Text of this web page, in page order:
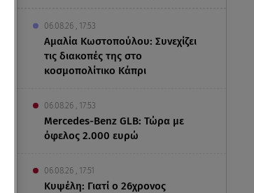
06.08.26 , 17:53
Αμαλία Κωστοπούλου: Συνεχίζει
τις διακοπές της στο
κοσμοπολίτικο Κάπρι
06.08.26 , 17:53
Mercedes-Benz GLB: Τώρα με
όφελος 2.000 ευρώ
06.08.26 , 17:51
Κυψέλη: Γιατί ο 26χρονος